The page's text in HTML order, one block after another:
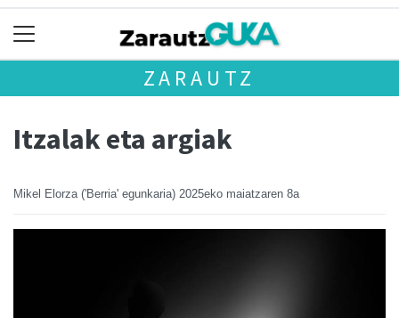
ZARAUTZ
Itzalak eta argiak
Mikel Elorza ('Berria' egunkaria) 2025eko maiatzaren 8a